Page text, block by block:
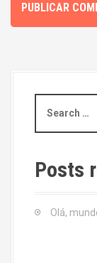
a
c
h
Posts
Olá,